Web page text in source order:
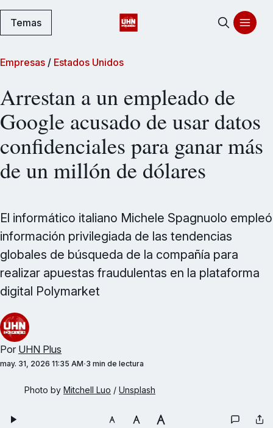
Temas
Empresas / Estados Unidos
Arrestan a un empleado de
Google acusado de usar datos
confidenciales para ganar más
de un millón de dólares
El informático italiano Michele Spagnuolo empleó
información privilegiada de las tendencias
globales de búsqueda de la compañía para
realizar apuestas fraudulentas en la plataforma
digital Polymarket
Por UHN Plus
may. 31, 2026 11:35 AM 3 min de lectura
Photo by Mitchell Luo / Unsplash